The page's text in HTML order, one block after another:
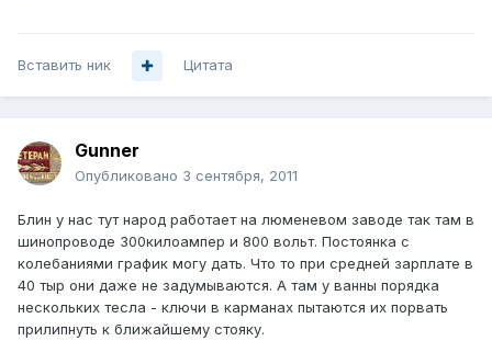
Вставить ник Цитата
Gunner
Опубликовано 3 сентября, 2011
Блин у нас тут народ работает на люменевом заводе так там в
шинопроводе 300килоампер и 800 вольт. Постоянка с
колебаниями график могу дать. Что то при средней зарплате в
40 тыр они даже не задумываются. А там у ванны порядка
нескольких тесла - ключи в карманах пытаются их порвать
прилипнуть к ближайшему стояку.